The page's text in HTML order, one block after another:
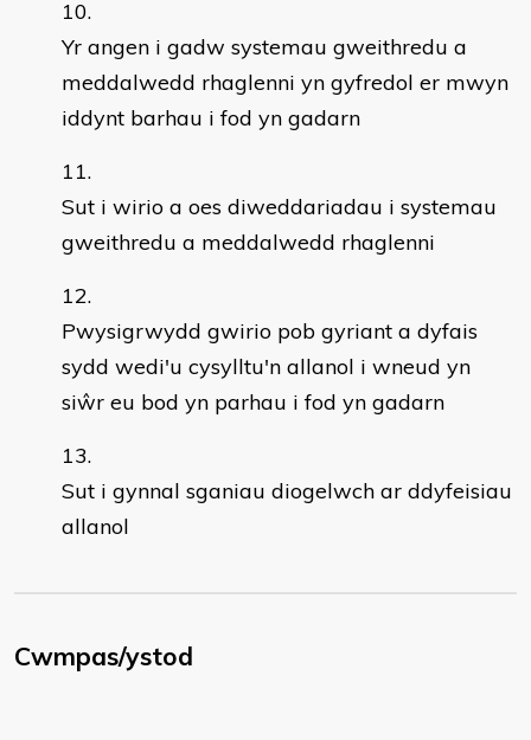
Yr angen i gadw systemau gweithredu a
meddalwedd rhaglenni yn gyfredol er mwyn
iddynt barhau i fod yn gadarn
Sut i wirio a oes diweddariadau i systemau
gweithredu a meddalwedd rhaglenni
Pwysigrwydd gwirio pob gyriant a dyfais
sydd wedi'u cysylltu'n allanol i wneud yn
siŵr eu bod yn parhau i fod yn gadarn
Sut i gynnal sganiau diogelwch ar ddyfeisiau
allanol
Cwmpas/ystod